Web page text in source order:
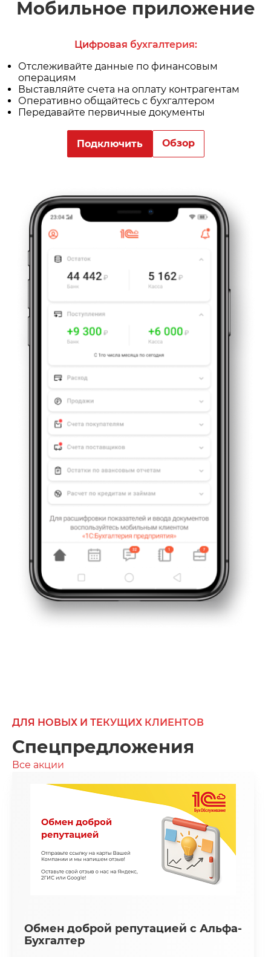
Мобильное приложение
Цифровая бухгалтерия:
Отслеживайте данные по финансовым
операциям
Выставляйте счета на оплату контрагентам
Оперативно общайтесь с бухгалтером
Передавайте первичные документы
Подключить Обзор
ДЛЯ НОВЫХ И ТЕКУЩИХ КЛИЕНТОВ
Спецпредложения
Все акции
Обмен доброй репутацией с Альфа-
Бухгалтер